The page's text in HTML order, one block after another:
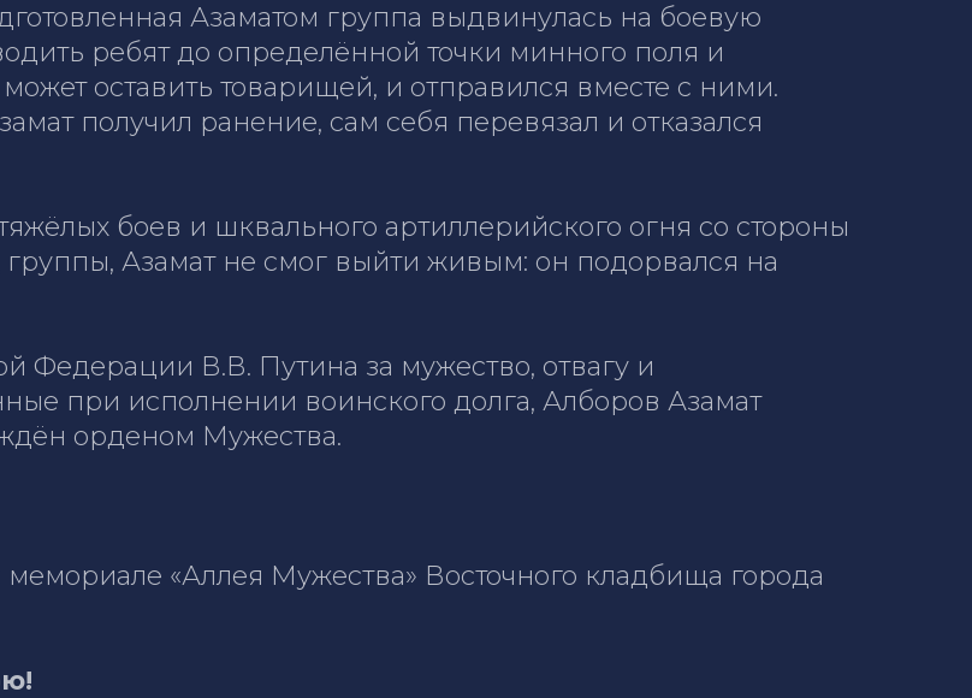
Азаматом группа выдвинулась на боевую
ребят до определённой точки минного поля и
может оставить товарищей, и отправился вместе с ними.
получил ранение, сам себя перевязал и отказался
боев и шквального артиллерийского огня со стороны
Азамат не смог выйти живым: он подорвался на
Федерации В.В. Путина за мужество, отвагу и
при исполнении воинского долга, Алборов Азамат
орденом Мужества.
«Аллея Мужества» Восточного кладбища города